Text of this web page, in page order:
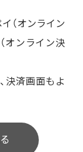
（オンライン
オンライン決
決済画面もよ